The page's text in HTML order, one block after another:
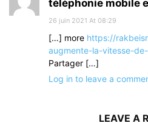
téléphonie mobile
26 juin 2021 At 08:29
[…] more https://
augmente-la-vitesse-
Partager […]
Log in to leave a
LEAVE A